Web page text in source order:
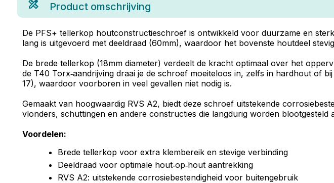
Product omschrijving
De PFS+ tellerkop houtconstructieschroef is ontwikkeld voor duurzame en
lang is uitgevoerd met deeldraad (60mm), waardoor het bovenste houtdeel
De brede tellerkop (18mm diameter) verdeelt de kracht optimaal over het
de T40 Torx‑aandrijving draai je de schroef moeiteloos in, zelfs in hardhout of
17), waardoor voorboren in veel gevallen niet nodig is.
Gemaakt van hoogwaardig RVS A2, biedt deze schroef uitstekende
vlonders, schuttingen en andere constructies die langdurig worden blootgesteld
Voordelen:
Brede tellerkop voor extra klembereik en stevige verbinding
Deeldraad voor optimale hout‑op‑hout aantrekking
RVS A2: uitstekende corrosiebestendigheid voor buitengebruik